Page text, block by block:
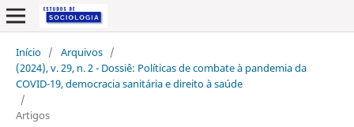
Início / Arquivos /
(2024), v. 29, n. 2 - Dossiê: Políticas de combate à pandemia da
COVID-19, democracia sanitária e direito à saúde
/
Artigos